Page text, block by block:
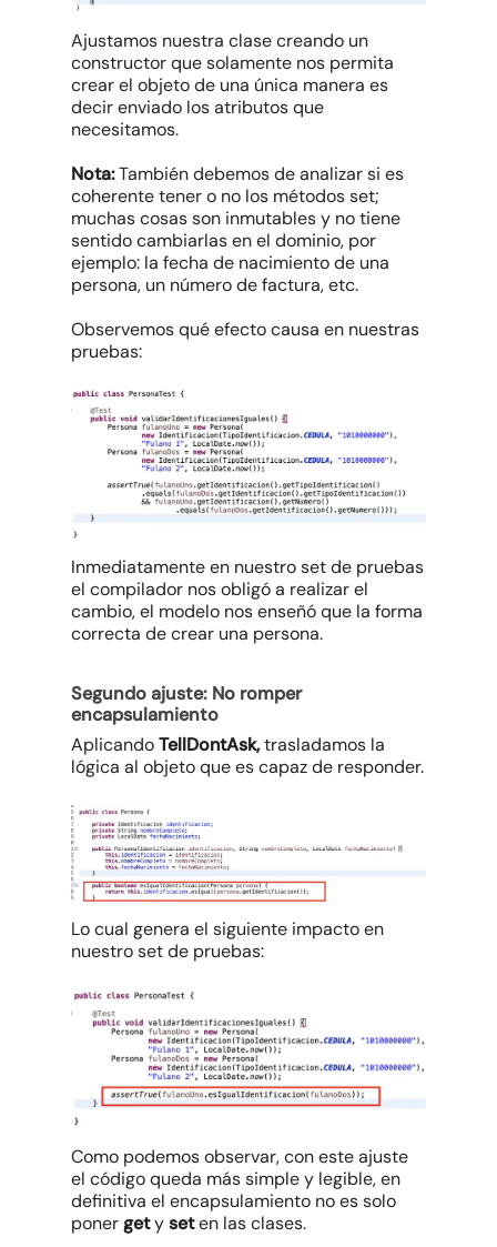
Ajustamos nuestra clase creando un
constructor que solamente nos permita
crear el objeto de una única manera es
decir enviado los atributos que
necesitamos.
Nota:También debemos de analizar si es
coherente tener o no los métodos set;
muchas cosas son inmutables y no tiene
sentido cambiarlas en el dominio, por
ejemplo: la fecha de nacimiento de una
persona, un número de factura, etc.
Observemos qué efecto causa en nuestras
pruebas:
Inmediatamente en nuestro set de pruebas
el compilador nos obligó a realizar el
cambio, el modelo nos enseñó que la forma
correcta de crear una persona.
Segundo ajuste: No romper
encapsulamiento
AplicandoTellDontAsk,trasladamos la
lógica al objeto que es capaz de responder.
Lo cual genera el siguiente impacto en
nuestro set de pruebas:
Como podemos observar, con este ajuste
el código queda más simple y legible, en
definitiva el encapsulamiento no es solo
ponergetyseten las clases.